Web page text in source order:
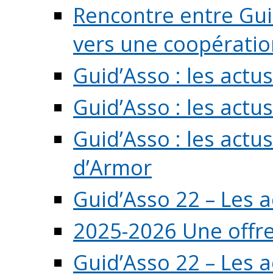
Rencontre entre
vers une
Guid’Asso : les
Guid’Asso : les
Guid’Asso : les
d’Armor
Guid’Asso 22 – Les
2025-2026 Une
Guid’Asso 22 –